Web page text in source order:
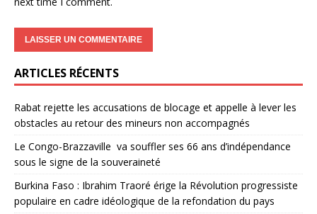
ARTICLES RÉCENTS
Rabat rejette les accusations de blocage et appelle à lever les
obstacles au retour des mineurs non accompagnés
Le Congo-Brazzaville va souffler ses 66 ans d’indépendance
sous le signe de la souveraineté
Burkina Faso : Ibrahim Traoré érige la Révolution progressiste
populaire en cadre idéologique de la refondation du pays